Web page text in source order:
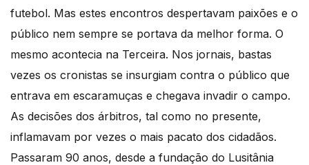
futebol. Mas estes encontros despertavam paixões e o
público nem sempre se portava da melhor forma. O
mesmo acontecia na Terceira. Nos jornais, bastas
vezes os cronistas se insurgiam contra o público que
entrava em escaramuças e chegava invadir o campo.
As decisões dos árbitros, tal como no presente,
inflamavam por vezes o mais pacato dos cidadãos.
Passaram 90 anos, desde a fundação do Lusitânia